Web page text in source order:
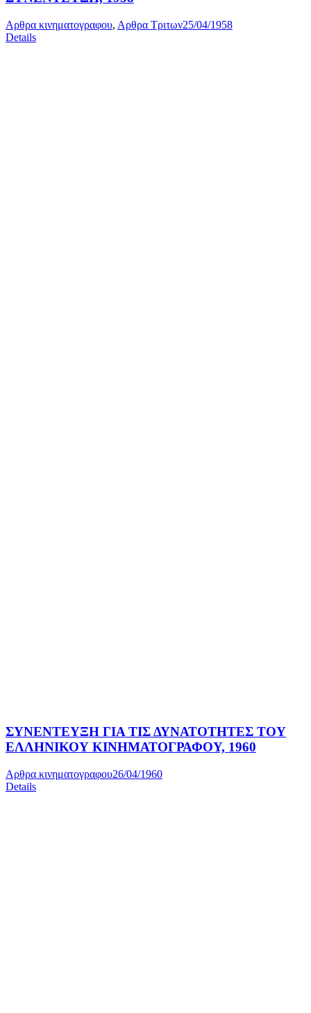
Αρθρα κινηματογραφου, Αρθρα Τριτων25/04/1958
Details
ΣΥΝΕΝΤΕΥΞΗ ΓΙΑ ΤΙΣ ΔΥΝΑΤΟΤΗΤΕΣ ΤΟΥ
ΕΛΛΗΝΙΚΟΥ ΚΙΝΗΜΑΤΟΓΡΑΦΟΥ, 1960
Αρθρα κινηματογραφου26/04/1960
Details